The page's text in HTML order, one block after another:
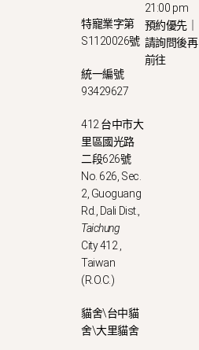
特寵業字第
S1120026號
統一編號
93429627
412 台中市大
里區國光路
二段626號
No. 626, Sec.
2, Guoguang
Rd., Dali Dist.,
Taichung
City 412 ,
Taiwan
(R.O.C.)
貓舍\台中貓
舍\大里貓舍
21:00 pm
預約優先｜
請詢問後再
前往